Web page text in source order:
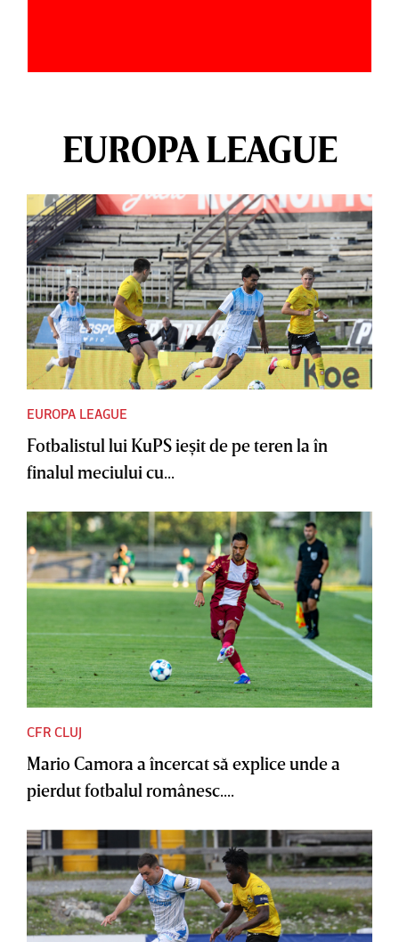
EUROPA LEAGUE
EUROPA LEAGUE
Fotbalistul lui KuPS ieşit de pe teren la în
finalul meciului cu...
CFR CLUJ
Mario Camora a încercat să explice unde a
pierdut fotbalul românesc....